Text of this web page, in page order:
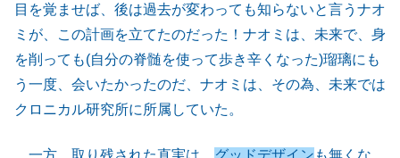
目を覚ませば、後は過去が変わっても知らないと言うナオ
ミが、この計画を立てたのだった！ナオミは、未来で、身
を削っても(自分の脊髄を使って歩き辛くなった)瑠璃にも
う一度、会いたかったのだ、ナオミは、その為、未来では
クロニカル研究所に所属していた。
一方、取り残された直実は、 グッドデザイン も無くな